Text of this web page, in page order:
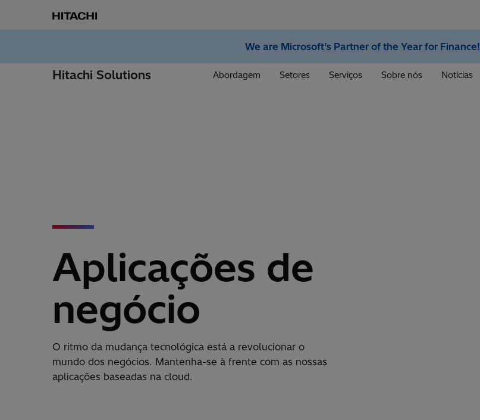
We are Microsoft’s Partner of the Year for Finance!
Hitachi Solutions Abordagem Setores Serviços Sobre nós Notícias
Aplicações de
negócio
O ritmo da mudança tecnológica está a revolucionar o
mundo dos negócios. Mantenha-se à frente com as nossas
aplicações baseadas na cloud.